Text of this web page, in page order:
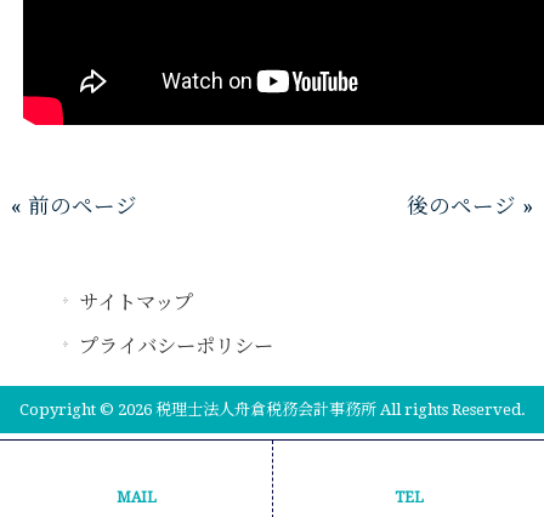
« 前のページ 後のページ »
サイトマップ
プライバシーポリシー
Copyright © 2026 税理士法人舟倉税務会計事務所 All rights Reserved.
MAIL TEL